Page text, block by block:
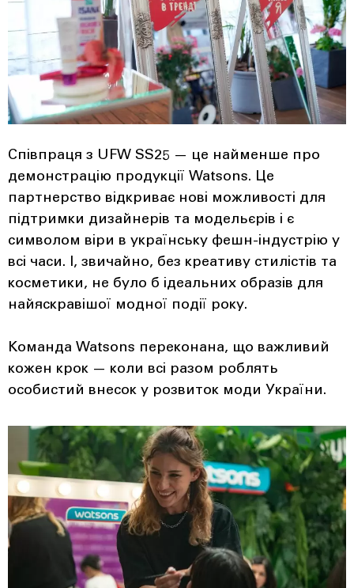
Співпраця з UFW SS25 — це найменше про
демонстрацію продукції Watsons. Це
партнерство відкриває нові можливості для
підтримки дизайнерів та модельєрів і є
символом віри в українську фешн-індустрію у
всі часи. І, звичайно, без креативу стилістів та
косметики, не було б ідеальних образів для
найяскравішої модної події року.
Команда Watsons переконана, що важливий
кожен крок — коли всі разом роблять
особистий внесок у розвиток моди України.